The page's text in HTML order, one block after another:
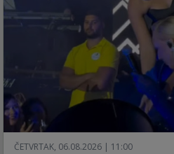
ČETVRTAK, 06.08.2026 | 11:00